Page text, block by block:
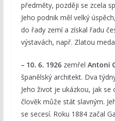
předměty, později se zcela
Jeho podnik měl velký
do řady zemí a získal řadu
výstavách, např. Zlatou
– 10. 6. 1926zemřel Antoni
španělský architekt. Dva
Jeho život je ukázkou, jak
člověk může stát slavným.
se secesí. Roku 1884 začal